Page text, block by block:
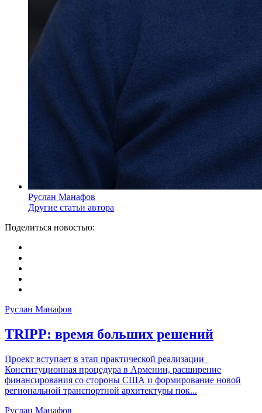
Руслан Манафов
Другие статьи автора
Поделиться новостью:
Руслан Манафов
TRIPP: время больших решений
Проект вступает в этап практической реализации
Конституционная процедура в Армении, расширение
финансирования со стороны США и формирование новой
региональной транспортной архитектуры пок...
Руслан Манафов